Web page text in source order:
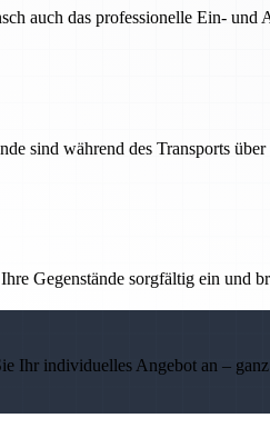
auch das professionelle Ein- und
sind während des Transports über
Gegenstände sorgfältig ein und
Ihr individuelles Angebot an –